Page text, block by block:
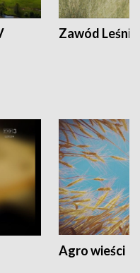
Zawód Leśnik
Agro wieści